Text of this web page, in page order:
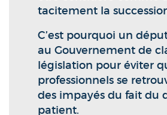
tacitement la
C’est pourquoi un
au Gouvernement de
législation pour éviter
professionnels se
des impayés du fait du
patient.